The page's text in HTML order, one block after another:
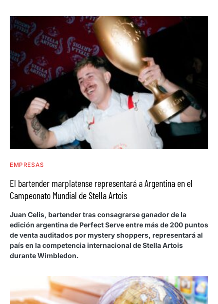
EMPRESAS
El bartender marplatense representará a Argentina en el
Campeonato Mundial de Stella Artois
Juan Celis, bartender tras consagrarse ganador de la
edición argentina de Perfect Serve entre más de 200 puntos
de venta auditados por mystery shoppers, representará al
país en la competencia internacional de Stella Artois
durante Wimbledon.